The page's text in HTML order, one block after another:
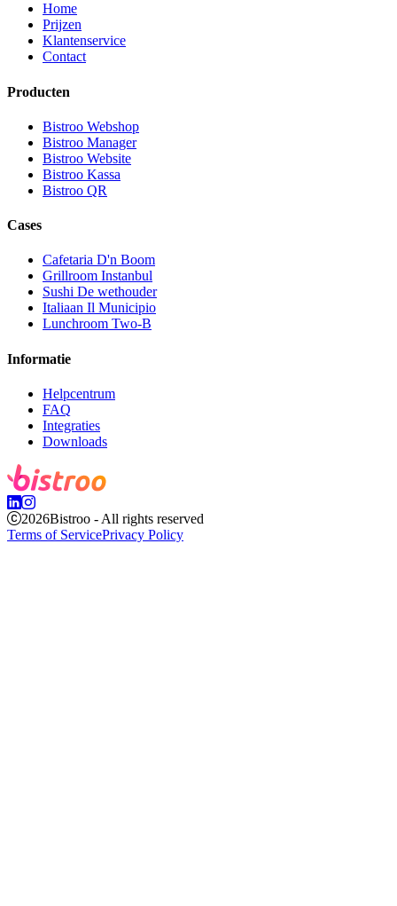
Home
Prijzen
Klantenservice
Contact
Producten
Bistroo Webshop
Bistroo Manager
Bistroo Website
Bistroo Kassa
Bistroo QR
Cases
Cafetaria D'n Boom
Grillroom Instanbul
Sushi De wethouder
Italiaan Il Municipio
Lunchroom Two-B
Informatie
Helpcentrum
FAQ
Integraties
Downloads
2026Bistroo - All rights reserved
Terms of ServicePrivacy Policy